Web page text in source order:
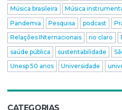
Música brasileira
Música
Pandemia
Pesquisa podcast
Relações INternacionais
rio claro
saúde pública
sustentabilidade
Unesp 50 anos
Universidade
CATEGORIAS